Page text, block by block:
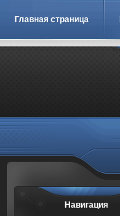
Главная страница
Навигация